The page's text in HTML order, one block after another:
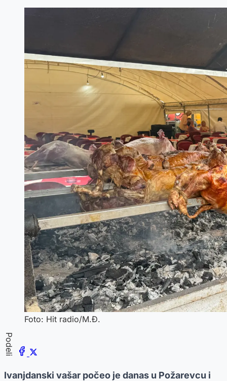
Foto: Hit radio/M.Đ.
Podeli
Ivanjdanski vašar počeo je danas u Požarevcu i